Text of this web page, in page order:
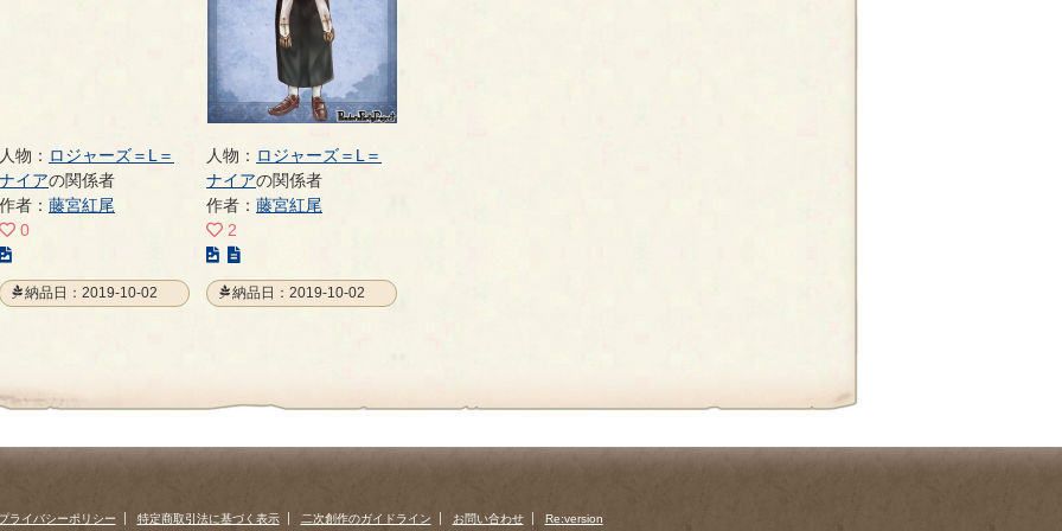
人物： ロジャーズ＝L＝
ナイアの関係者
作者： 藤宮紅尾
0
の
イ
の
ー
納品日：2019-10-02
人物： ロジャーズ＝L＝
ナイアの関係者
作者： 藤宮紅尾
2
の
イ
の
ー
納品日：2019-10-02
ライバシーポリシー 特定商取引法に基づく表示 二次創作のガイドライン お問い合わせ Re:version